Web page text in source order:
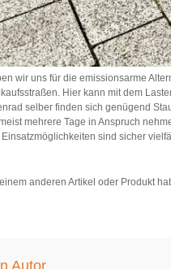
wir uns für die emissionsarme
Hier kann mit dem
selber finden sich genügend
mehrere Tage in Anspruch
sind sicher
anderen Artikel oder Produkt
Autor